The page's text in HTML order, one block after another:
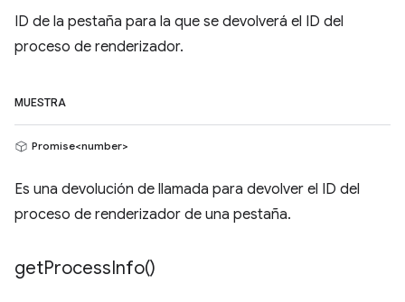
ID de la pestaña para la que se devolverá el ID del
proceso de renderizador.
MUESTRA
Promise<number>
Es una devolución de llamada para devolver el ID del
proceso de renderizador de una pestaña.
getProcessInfo()